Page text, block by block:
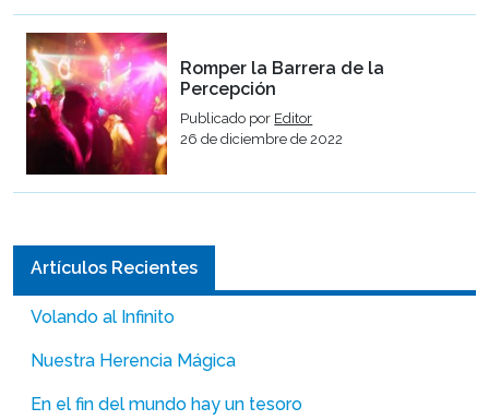
Romper la Barrera de la
Percepción
Publicado por Editor
26 de diciembre de 2022
Artículos Recientes
Volando al Infinito
Nuestra Herencia Mágica
En el fin del mundo hay un tesoro